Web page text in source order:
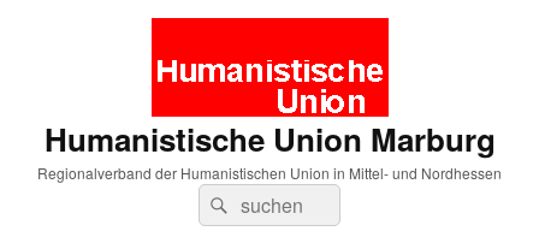
Humanistische Union Marburg
Regionalverband der Humanistischen Union in Mittel- und Nordhessen
Suche
nach:
Suchen